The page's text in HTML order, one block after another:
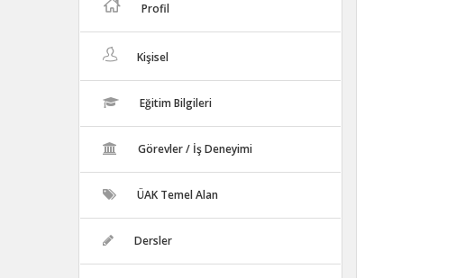
Profil
Kişisel
Eğitim Bilgileri
Görevler / İş Deneyimi
ÜAK Temel Alan
Dersler